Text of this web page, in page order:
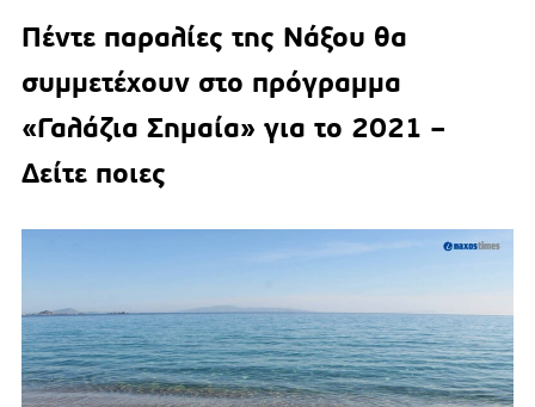
Πέντε παραλίες της Νάξου θα
συμμετέχουν στο πρόγραμμα
«Γαλάζια Σημαία» για το 2021 –
Δείτε ποιες